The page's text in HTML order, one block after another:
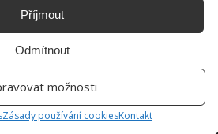
Příjmout
Odmítnout
možnosti
Zásady používání cookiesKontakt